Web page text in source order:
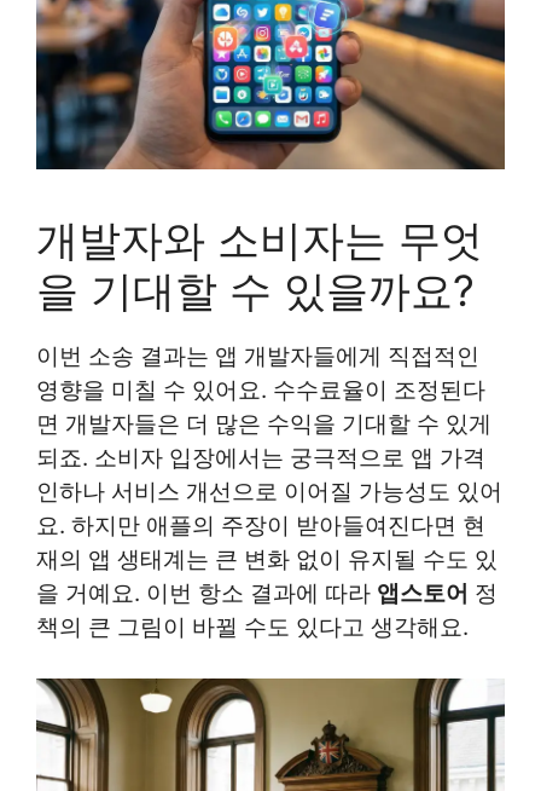
개발자와 소비자는 무엇
을 기대할 수 있을까요?
이번 소송 결과는 앱 개발자들에게 직접적인
영향을 미칠 수 있어요. 수수료율이 조정된다
면 개발자들은 더 많은 수익을 기대할 수 있게
되죠. 소비자 입장에서는 궁극적으로 앱 가격
인하나 서비스 개선으로 이어질 가능성도 있어
요. 하지만 애플의 주장이 받아들여진다면 현
재의 앱 생태계는 큰 변화 없이 유지될 수도 있
을 거예요. 이번 항소 결과에 따라 앱스토어 정
책의 큰 그림이 바뀔 수도 있다고 생각해요.